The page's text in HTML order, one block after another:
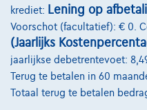
BMW Serie 2
223 i x Drive M sport Harman/
01/2023
32.184 km Benzine
krediet: Lening op
Voorschot (facultatief): € 0.
(Jaarlijks
jaarlijkse debetrentevoet:
Terug te betalen in 60
Totaal terug te betalen